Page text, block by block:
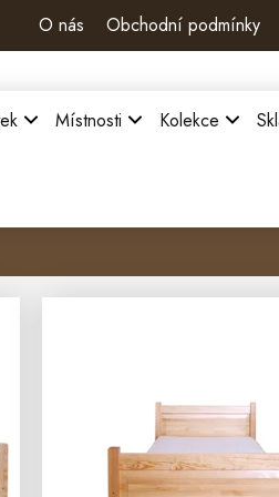
O nás Obchodní podmínky
Místnosti Kolekce